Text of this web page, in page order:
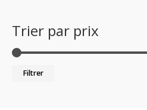
Trier par prix
Filtrer